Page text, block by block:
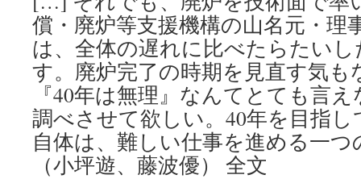
償・廃炉等支援機構の山名元・理
は、全体の遅れに比べたらたい
す。廃炉完了の時期を見直す気も
『40年は無理』なんてとても言
調べさせて欲しい。40年を目指
自体は、難しい仕事を進める一
（小坪遊、藤波優） 全文